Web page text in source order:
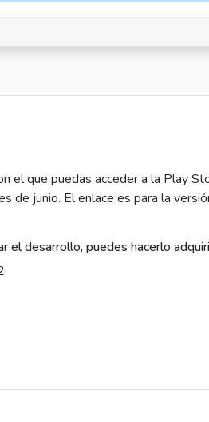
el que puedas acceder a la Play
de junio. El enlace es para la
el desarrollo, puedes hacerlo